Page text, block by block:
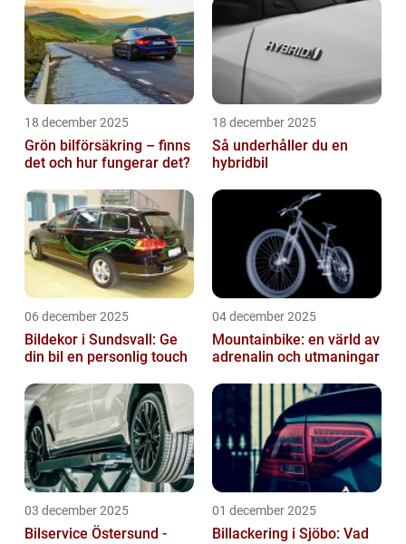
18 december 2025
Grön bilförsäkring – finns
det och hur fungerar det?
18 december 2025
Så underhåller du en
hybridbil
06 december 2025
Bildekor i Sundsvall: Ge
din bil en personlig touch
04 december 2025
Mountainbike: en värld av
adrenalin och utmaningar
03 december 2025
Bilservice Östersund -
01 december 2025
Billackering i Sjöbo: Vad